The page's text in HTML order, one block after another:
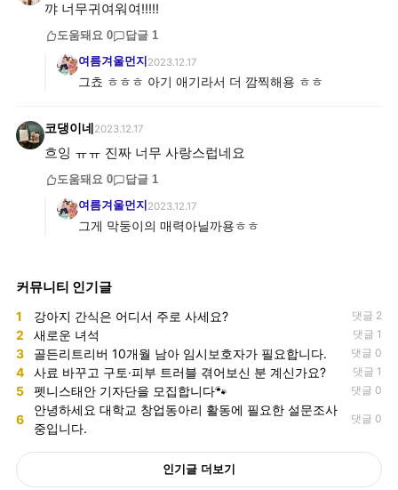
꺄 너무귀여워여!!!!!
도움돼요 0 답글 1
여름겨울먼지 2023.12.17
그쵸 ㅎㅎㅎ 아기 애기라서 더 깜찍해용 ㅎㅎ
코댕이네 2023.12.17
흐잉 ㅠㅠ 진짜 너무 사랑스럽네요
도움돼요 0 답글 1
여름겨울먼지 2023.12.17
그게 막둥이의 매력아닐까용ㅎㅎ
커뮤니티 인기글
1 강아지 간식은 어디서 주로 사세요? 댓글 2
2 새로운 녀석 댓글 1
3 골든리트리버 10개월 남아 임시보호자가 필요합니다. 댓글 0
4 사료 바꾸고 구토·피부 트러블 겪어보신 분 계신가요? 댓글 1
5 펫니스태안 기자단을 모집합니다🐾 댓글 0
6
안녕하세요 대학교 창업동아리 활동에 필요한 설문조사
중입니다.
댓글 0
인기글 더보기